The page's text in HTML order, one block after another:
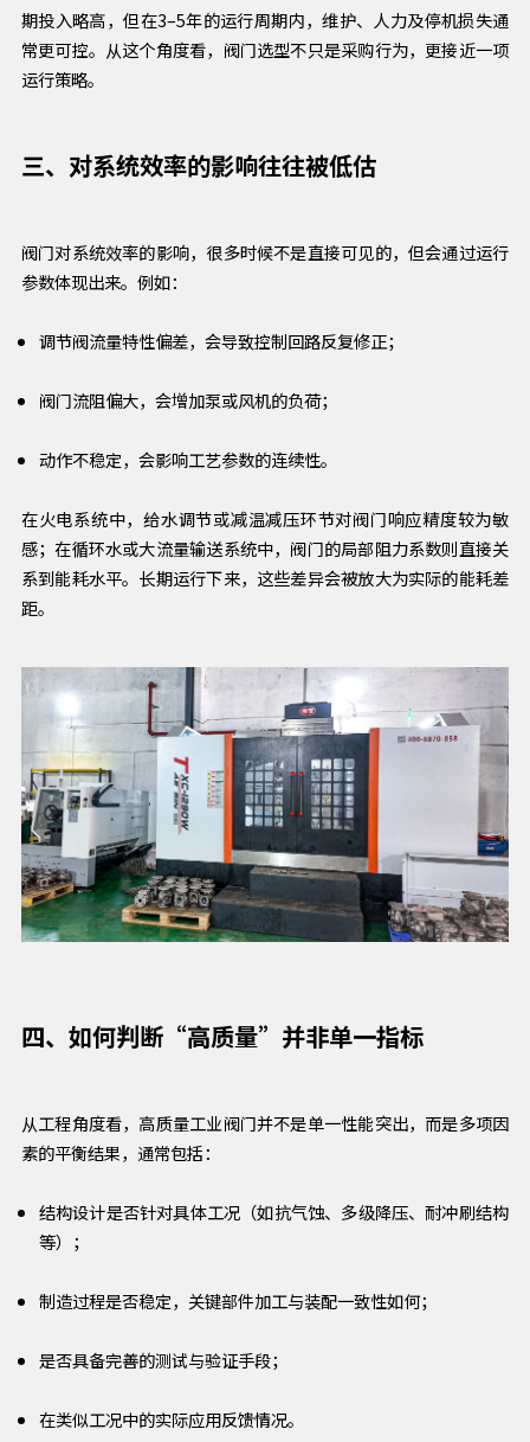
期投入略高，但在3–5年的运行周期内，维护、人力及停机损失通
常更可控。从这个角度看，阀门选型不只是采购行为，更接近一项
运行策略。
三、对系统效率的影响往往被低估
阀门对系统效率的影响，很多时候不是直接可见的，但会通过运行
参数体现出来。例如：
调节阀流量特性偏差，会导致控制回路反复修正；
阀门流阻偏大，会增加泵或风机的负荷；
动作不稳定，会影响工艺参数的连续性。
在火电系统中，给水调节或减温减压环节对阀门响应精度较为敏
感；在循环水或大流量输送系统中，阀门的局部阻力系数则直接关
系到能耗水平。长期运行下来，这些差异会被放大为实际的能耗差
距。
四、如何判断“高质量”并非单一指标
从工程角度看，高质量工业阀门并不是单一性能突出，而是多项因
素的平衡结果，通常包括：
结构设计是否针对具体工况（如抗气蚀、多级降压、耐冲刷结构
等）；
制造过程是否稳定，关键部件加工与装配一致性如何；
是否具备完善的测试与验证手段；
在类似工况中的实际应用反馈情况。